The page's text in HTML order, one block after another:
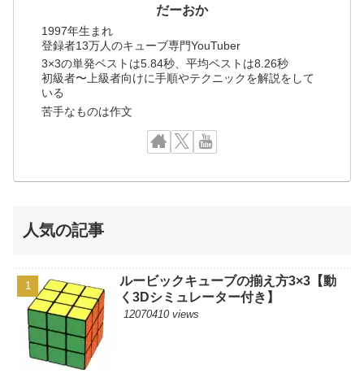
だーおか
1997年生まれ
登録者13万人のキューブ専門YouTuber
3×3の単発ベストは5.84秒、平均ベストは8.26秒
初級者〜上級者向けに手順やテクニックを解説をして
いる
苦手なものは作文
人気の記事
ルービックキューブの揃え方3×3【動
く3Dシミュレーター付き】
12070410 views